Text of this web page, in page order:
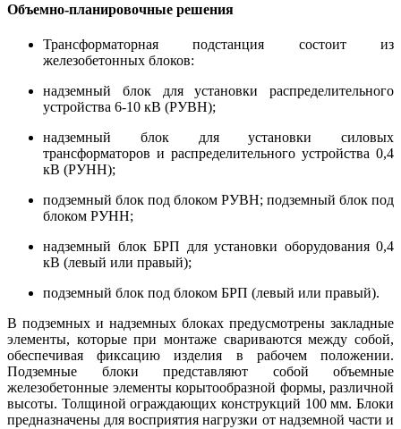
Объемно-планировочные решения
Трансформаторная подстанция состоит из
железобетонных блоков:
надземный блок для установки распределительного
устройства 6-10 кВ (РУВН);
надземный блок для установки силовых
трансформаторов и распределительного устройства 0,4
кВ (РУНН);
подземный блок под блоком РУВН; подземный блок под
блоком РУНН;
надземный блок БРП для установки оборудования 0,4
кВ (левый или правый);
подземный блок под блоком БРП (левый или правый).
В подземных и надземных блоках предусмотрены закладные
элементы, которые при монтаже свариваются между собой,
обеспечивая фиксацию изделия в рабочем положении.
Подземные блоки представляют собой объемные
железобетонные элементы корытообразной формы, различной
высоты. Толщиной ограждающих конструкций 100 мм. Блоки
предназначены для восприятия нагрузки от надземной части и